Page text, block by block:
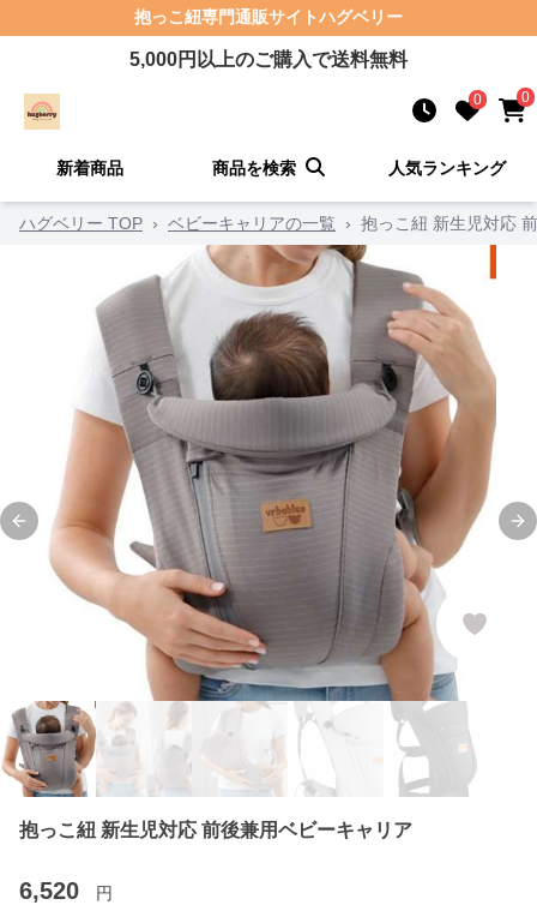
抱っこ紐専門通販サイトハグベリー
5,000円以上のご購入で送料無料
0 0
新着商品 商品を検索 人気ランキング
ハグベリー TOP › ベビーキャリアの一覧 › 抱っこ紐 新生児対応
Previous slide
抱っこ紐 新生児対応 前後兼用ベビーキャリア
6,520 円